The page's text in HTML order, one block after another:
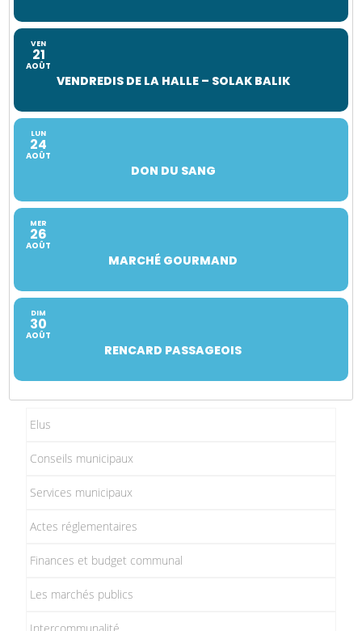
VEN
21
AOÛT
VENDREDIS DE LA HALLE – SOLAK BALIK
LUN
24
AOÛT
DON DU SANG
MER
26
AOÛT
MARCHÉ GOURMAND
DIM
30
AOÛT
RENCARD PASSAGEOIS
Elus
Conseils municipaux
Services municipaux
Actes réglementaires
Finances et budget communal
Les marchés publics
Intercommunalité